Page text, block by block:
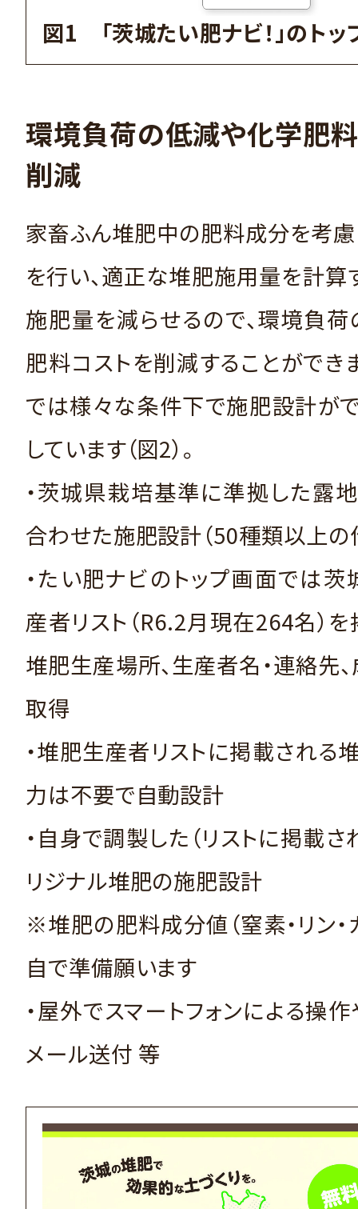
図1 「茨城たい肥ナビ！」のトッ
環境負荷の低減や化学肥
削減
家畜ふん堆肥中の肥料成分を考
を行い、適正な堆肥施用量を計算
施肥量を減らせるので、環境負
肥料コストを削減することができ
では様々な条件下で施肥設計が
しています（図2）。
・茨城県栽培基準に準拠した露
合わせた施肥設計（50種類以上の
・たい肥ナビのトップ画面では
産者リスト（R6.2月現在264名）を
堆肥生産場所、生産者名・連絡先
取得
・堆肥生産者リストに掲載される
力は不要で自動設計
・自身で調製した（リストに掲載さ
リジナル堆肥の施肥設計
※堆肥の肥料成分値（窒素・リン・
自で準備願います
・屋外でスマートフォンによる操
メール送付 等